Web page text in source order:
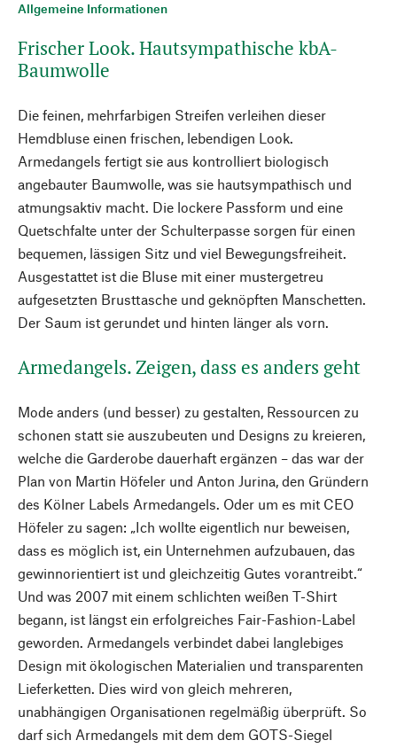
Allgemeine Informationen
Frischer Look. Hautsympathische kbA-
Baumwolle
Die feinen, mehrfarbigen Streifen verleihen dieser
Hemdbluse einen frischen, lebendigen Look.
Armedangels fertigt sie aus kontrolliert biologisch
angebauter Baumwolle, was sie hautsympathisch und
atmungsaktiv macht. Die lockere Passform und eine
Quetschfalte unter der Schulterpasse sorgen für einen
bequemen, lässigen Sitz und viel Bewegungsfreiheit.
Ausgestattet ist die Bluse mit einer mustergetreu
aufgesetzten Brusttasche und geknöpften Manschetten.
Der Saum ist gerundet und hinten länger als vorn.
Armedangels. Zeigen, dass es anders geht
Mode anders (und besser) zu gestalten, Ressourcen zu
schonen statt sie auszubeuten und Designs zu kreieren,
welche die Garderobe dauerhaft ergänzen – das war der
Plan von Martin Höfeler und Anton Jurina, den Gründern
des Kölner Labels Armedangels. Oder um es mit CEO
Höfeler zu sagen: „Ich wollte eigentlich nur beweisen,
dass es möglich ist, ein Unternehmen aufzubauen, das
gewinnorientiert ist und gleichzeitig Gutes vorantreibt.“
Und was 2007 mit einem schlichten weißen T-Shirt
begann, ist längst ein erfolgreiches Fair-Fashion-Label
geworden. Armedangels verbindet dabei langlebiges
Design mit ökologischen Materialien und transparenten
Lieferketten. Dies wird von gleich mehreren,
unabhängigen Organisationen regelmäßig überprüft. So
darf sich Armedangels mit dem dem GOTS-Siegel